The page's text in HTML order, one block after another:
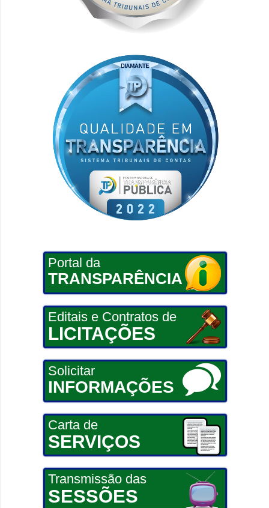
Portal da
TRANSPARÊNCIA
Editais e Contratos de
LICITAÇÕES
Solicitar
INFORMAÇÕES
Carta de
SERVIÇOS
Transmissão das
SESSÕES